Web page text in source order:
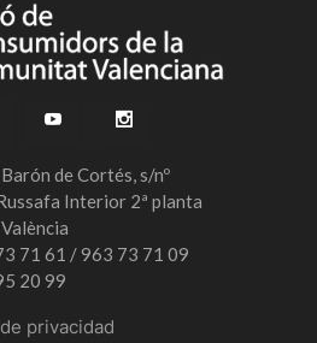
de Cortés, s/nº
Interior 2ª planta
71 61 / 963 73 71 09
20 99
privacidad